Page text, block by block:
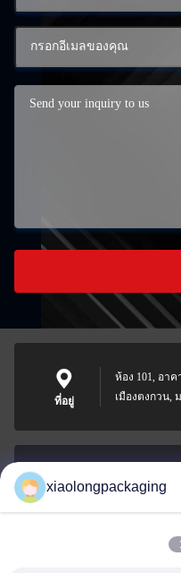
ที่อยู่
ห้อง 101, อาค
เมืองตงกวน,
xiaolongpackaging